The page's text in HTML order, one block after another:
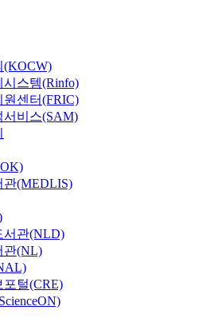
(KOCW)
스템(Rinfo)
센터(FRIC)
서비스(SAM)
관(MEDLIS)
서관(NLD)
관(NL)
털(CRE)